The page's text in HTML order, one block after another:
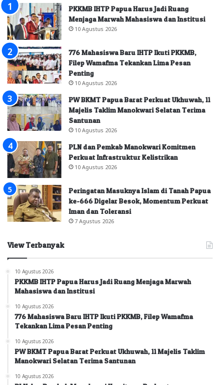
PKKMB IHTP Papua Harus Jadi Ruang
Menjaga Marwah Mahasiswa dan Institusi
10 Agustus 2026
776 Mahasiswa Baru IHTP Ikuti PKKMB,
Filep Wamafma Tekankan Lima Pesan
Penting
10 Agustus 2026
PW BKMT Papua Barat Perkuat Ukhuwah, 11
Majelis Taklim Manokwari Selatan Terima
Santunan
10 Agustus 2026
PLN dan Pemkab Manokwari Komitmen
Perkuat Infrastruktur Kelistrikan
10 Agustus 2026
Peringatan Masuknya Islam di Tanah Papua
ke-666 Digelar Besok, Momentum Perkuat
Iman dan Toleransi
7 Agustus 2026
View Terbanyak
10 Agustus 2026
PKKMB IHTP Papua Harus Jadi Ruang Menjaga Marwah
Mahasiswa dan Institusi
10 Agustus 2026
776 Mahasiswa Baru IHTP Ikuti PKKMB, Filep Wamafma
Tekankan Lima Pesan Penting
10 Agustus 2026
PW BKMT Papua Barat Perkuat Ukhuwah, 11 Majelis Taklim
Manokwari Selatan Terima Santunan
10 Agustus 2026